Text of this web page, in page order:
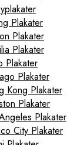
Plakater
Plakater
Plakater
Plakater
Plakater
Kong Plakater
Plakater
Plakater
City Plakater